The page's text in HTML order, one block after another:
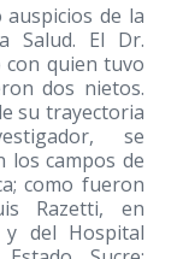
auspicios de la
Salud. El Dr.
con quien tuvo
dos nietos.
su trayectoria
se
los campos de
como fueron
Razetti, en
y del Hospital